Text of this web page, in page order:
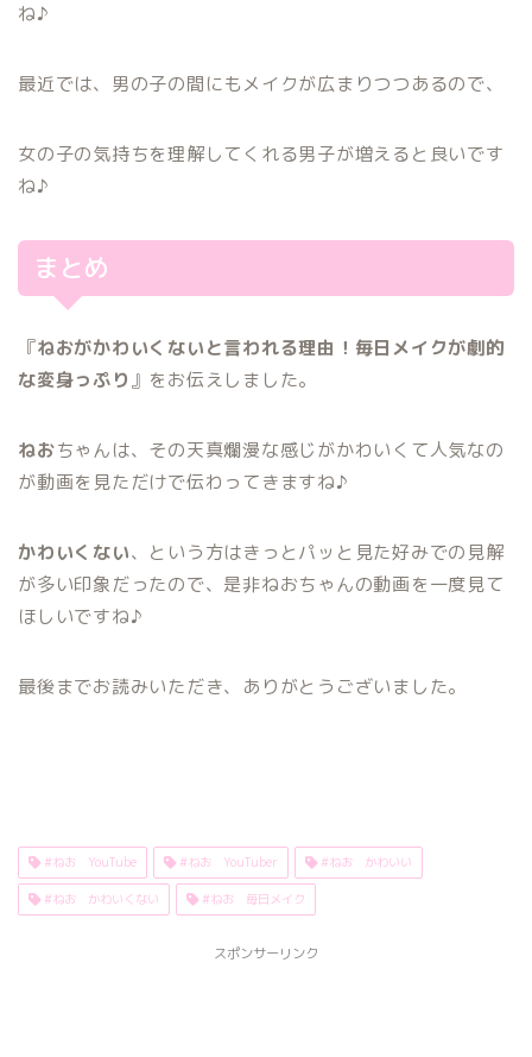
ね♪
最近では、男の子の間にもメイクが広まりつつあるので、
女の子の気持ちを理解してくれる男子が増えると良いです
ね♪
まとめ
『ねおがかわいくないと言われる理由！毎日メイクが劇的
な変身っぷり』をお伝えしました。
ねおちゃんは、その天真爛漫な感じがかわいくて人気なの
が動画を見ただけで伝わってきますね♪
かわいくない、という方はきっとパッと見た好みでの見解
が多い印象だったので、是非ねおちゃんの動画を一度見て
ほしいですね♪
最後までお読みいただき、ありがとうございました。
#ねお YouTube #ねお YouTuber #ねお かわいい
#ねお かわいくない #ねお 毎日メイク
スポンサーリンク